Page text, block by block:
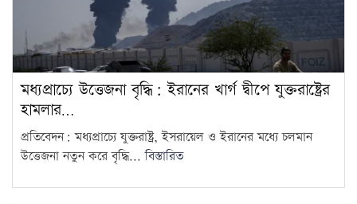
মধ্যপ্রাচ্যে উত্তেজনা বৃদ্ধি: ইরানের খার্গ দ্বীপে যুক্তরাষ্ট্রের
হামলার…
প্রতিবেদন: মধ্যপ্রাচ্যে যুক্তরাষ্ট্র, ইসরায়েল ও ইরানের মধ্যে চলমান
উত্তেজনা নতুন করে বৃদ্ধি...বিস্তারিত